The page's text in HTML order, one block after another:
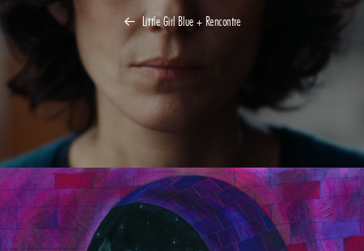
Little Girl Blue + Rencontre